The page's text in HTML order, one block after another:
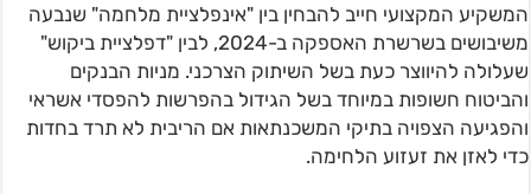
המשקיע המקצועי חייב להבחין בין "אינפלציית מלחמה" שנבעה
משיבושים בשרשרת האספקה ב-2024, לבין "דפלציית ביקוש"
שעלולה להיווצר כעת בשל השיתוק הצרכני. מניות הבנקים
והביטוח חשופות במיוחד בשל הגידול בהפרשות להפסדי אשראי
והפגיעה הצפויה בתיקי המשכנתאות אם הריבית לא תרד בחדות
כדי לאזן את זעזוע הלחימה.